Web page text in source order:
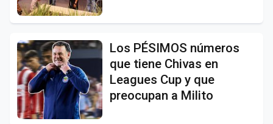
Los PÉSIMOS números
que tiene Chivas en
Leagues Cup y que
preocupan a Milito